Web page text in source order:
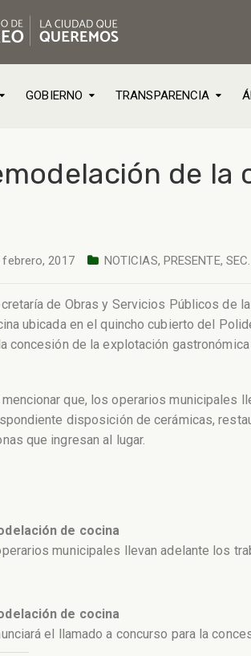
GOBIERNO TRANSPARENCIA
de la
febrero, 2017 NOTICIAS, PRESENTE,
de Obras y Servicios Públicos de
ubicada en el quincho cubierto del
concesión de la explotación gastronómica
mencionar que, los operarios municipales
disposición de cerámicas,
que ingresan al lugar.
de cocina
municipales llevan adelante los
de cocina
el llamado a concurso para la